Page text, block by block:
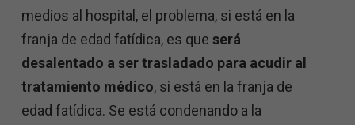
medios al hospital, el problema, si está en la
franja de edad fatídica, es que será
desalentado a ser trasladado para acudir al
tratamiento médico, si está en la franja de
edad fatídica. Se está condenando a la